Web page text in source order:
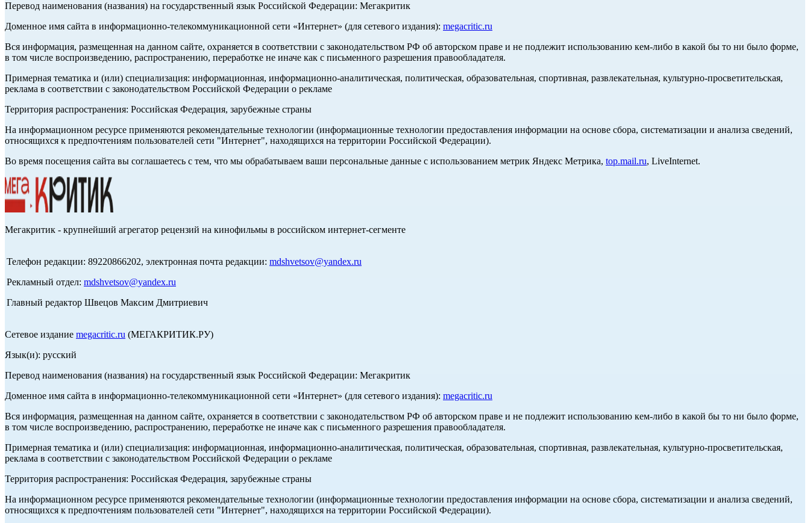
Перевод наименования (названия) на государственный язык Российской Федерации: Мегакритик
Доменное имя сайта в информационно-телекоммуникационной сети «Интернет» (для сетевого издания): megacritic.ru
Вся информация, размещенная на данном сайте, охраняется в соответствии с законодательством РФ об авторском праве и не подлежит использованию кем-либо в какой бы то ни было форме,
в том числе воспроизведению, распространению, переработке не иначе как с письменного разрешения правообладателя.
Примерная тематика и (или) специализация: информационная, информационно-аналитическая, политическая, образовательная, спортивная, развлекательная, культурно-просветительская,
реклама в соответствии с законодательством Российской Федерации о рекламе
Территория распространения: Российская Федерация, зарубежные страны
На информационном ресурсе применяются рекомендательные технологии (информационные технологии предоставления информации на основе сбора, систематизации и анализа сведений,
относящихся к предпочтениям пользователей сети "Интернет", находящихся на территории Российской Федерации).
Во время посещения сайта вы соглашаетесь с тем, что мы обрабатываем ваши персональные данные с использованием метрик Яндекс Метрика, top.mail.ru, LiveInternet.
Мегакритик - крупнейший агрегатор рецензий на кинофильмы в российском интернет-сегменте
Телефон редакции: 89220866202, электронная почта редакции: mdshvetsov@yandex.ru
Рекламный отдел: mdshvetsov@yandex.ru
Главный редактор Швецов Максим Дмитриевич
Сетевое издание megacritic.ru (МЕГАКРИТИК.РУ)
Язык(и): русский
Перевод наименования (названия) на государственный язык Российской Федерации: Мегакритик
Доменное имя сайта в информационно-телекоммуникационной сети «Интернет» (для сетевого издания): megacritic.ru
Вся информация, размещенная на данном сайте, охраняется в соответствии с законодательством РФ об авторском праве и не подлежит использованию кем-либо в какой бы то ни было форме,
в том числе воспроизведению, распространению, переработке не иначе как с письменного разрешения правообладателя.
Примерная тематика и (или) специализация: информационная, информационно-аналитическая, политическая, образовательная, спортивная, развлекательная, культурно-просветительская,
реклама в соответствии с законодательством Российской Федерации о рекламе
Территория распространения: Российская Федерация, зарубежные страны
На информационном ресурсе применяются рекомендательные технологии (информационные технологии предоставления информации на основе сбора, систематизации и анализа сведений,
относящихся к предпочтениям пользователей сети "Интернет", находящихся на территории Российской Федерации).